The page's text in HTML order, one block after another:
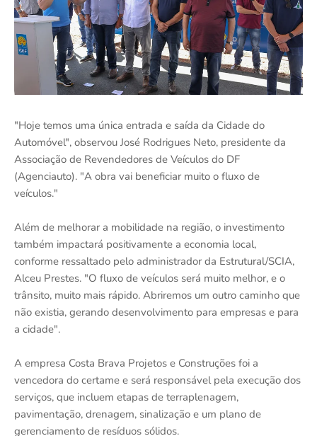
"Hoje temos uma única entrada e saída da Cidade do
Automóvel", observou José Rodrigues Neto, presidente da
Associação de Revendedores de Veículos do DF
(Agenciauto). "A obra vai beneficiar muito o fluxo de
veículos."
Além de melhorar a mobilidade na região, o investimento
também impactará positivamente a economia local,
conforme ressaltado pelo administrador da Estrutural/SCIA,
Alceu Prestes. "O fluxo de veículos será muito melhor, e o
trânsito, muito mais rápido. Abriremos um outro caminho que
não existia, gerando desenvolvimento para empresas e para
a cidade".
A empresa Costa Brava Projetos e Construções foi a
vencedora do certame e será responsável pela execução dos
serviços, que incluem etapas de terraplenagem,
pavimentação, drenagem, sinalização e um plano de
gerenciamento de resíduos sólidos.